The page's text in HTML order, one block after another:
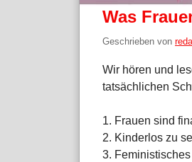
Was
Geschrieben von
Wir hören und
tatsächlichen
1. Frauen sind
2. Kinderlos zu
3.